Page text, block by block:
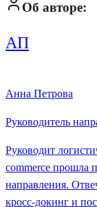
Об авторе:
АП
Анна Петрова
Руководитель
Руководит
commerce прошла
направления.
кросс-докинг и